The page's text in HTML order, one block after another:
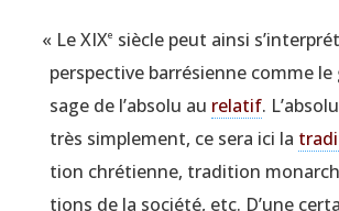
« Le XIXe siècle peut ain­si
pers­pec­tive bar­ré­sienne comme
sage de l’absolu au rela­tif.
très sim­ple­ment, ce sera ici la
tion chré­tienne, tra­di­tion
tions de la socié­té, etc. D’une